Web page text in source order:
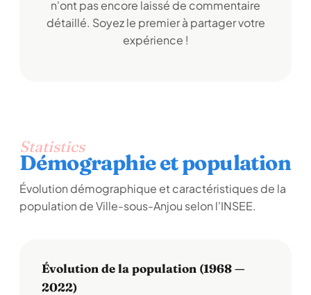
n'ont pas encore laissé de commentaire
détaillé. Soyez le premier à partager votre
expérience !
Statistics
Démographie et population
Évolution démographique et caractéristiques de la
population de Ville-sous-Anjou selon l'INSEE.
Évolution de la population (1968 —
2022)